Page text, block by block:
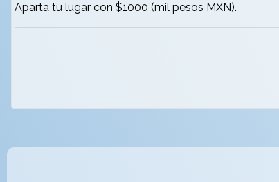
Aparta tu lugar con $1000 (mil pesos MXN).